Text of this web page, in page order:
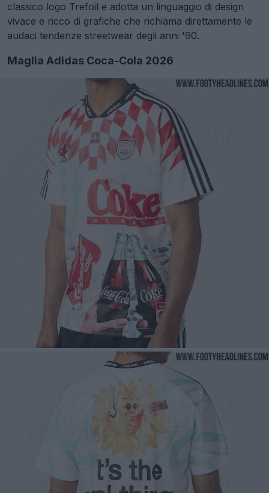
classico logo Trefoil e adotta un linguaggio di design
vivace e ricco di grafiche che richiama direttamente le
audaci tendenze streetwear degli anni '90.
Maglia Adidas Coca-Cola 2026